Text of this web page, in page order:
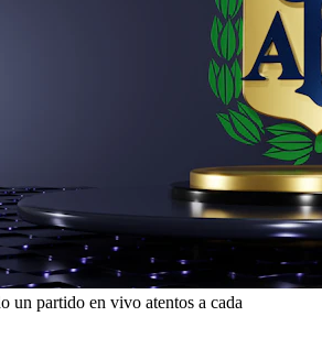
un partido en vivo atentos a cada